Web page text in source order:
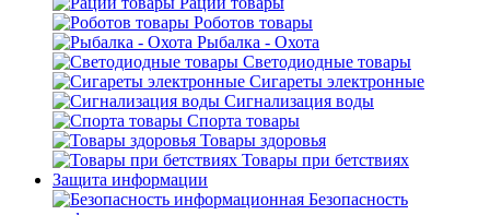
Роботов товары
Рыбалка - Охота
Светодиодные товары
Сигареты электронные
Сигнализация воды
Спорта товары
Товары здоровья
Товары при бетствиях
Защита информации
Безопасность